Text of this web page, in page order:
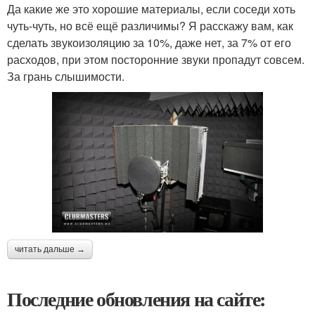
Да какие же это хорошие материалы, если соседи хоть
чуть-чуть, но всё ещё различимы? Я расскажу вам, как
сделать звукоизоляцию за 10%, даже нет, за 7% от его
расходов, при этом посторонние звуки пропадут совсем.
За грань слышимости.
читать дальше →
Последние обновления на сайте: